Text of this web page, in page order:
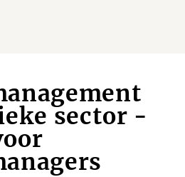
sector -